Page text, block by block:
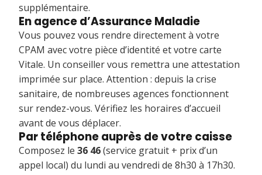
supplémentaire.
En agence d’Assurance Maladie
Vous pouvez vous rendre directement à votre
CPAM avec votre pièce d’identité et votre carte
Vitale. Un conseiller vous remettra une attestation
imprimée sur place. Attention : depuis la crise
sanitaire, de nombreuses agences fonctionnent
sur rendez-vous. Vérifiez les horaires d’accueil
avant de vous déplacer.
Par téléphone auprès de votre caisse
Composez le 36 46(service gratuit + prix d’un
appel local) du lundi au vendredi de 8h30 à 17h30.